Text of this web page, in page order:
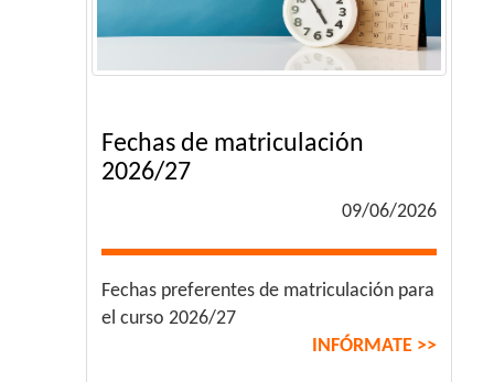
Fechas de matriculación
2026/27
09/06/2026
Fechas preferentes de matriculación para
el curso 2026/27
INFÓRMATE >>